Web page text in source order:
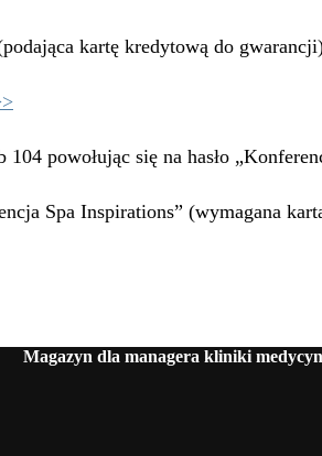
kartę kredytową do
powołując się na hasło
Spa Inspirations” (wymagana
Magazyn dla managera kliniki